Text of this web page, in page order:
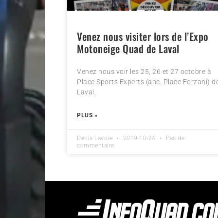
Venez nous visiter lors de l’Expo
Motoneige Quad de Laval
Venez nous voir les 25, 26 et 27 octobre à
Place Sports Experts (anc. Place Forzani)
Laval.
PLUS »
Denis Lavoie 2019-10-24
Pas de
commentaire